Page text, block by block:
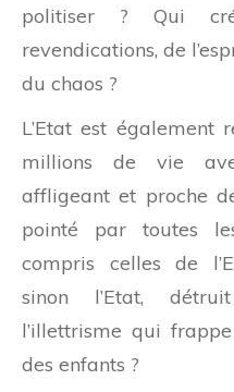
politiser ? Qui
revendications, de
du chaos ?
L’Etat est également
millions de vie
affligeant et proche
pointé par toutes
compris celles de
sinon l’Etat,
l’illettrisme qui
des enfants ?